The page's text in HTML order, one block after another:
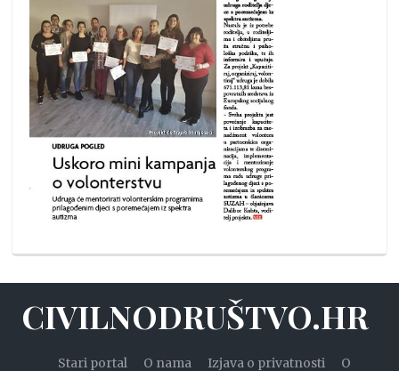
CIVILNODRUŠTVO.HR
Stari portal O nama Izjava o privatnosti O